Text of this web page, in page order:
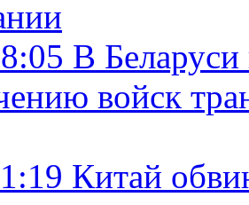
В
войск
Китай